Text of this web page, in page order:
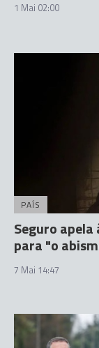
1 Mai 02:00
PAÍS
Seguro
para "o
7 Mai 14:47